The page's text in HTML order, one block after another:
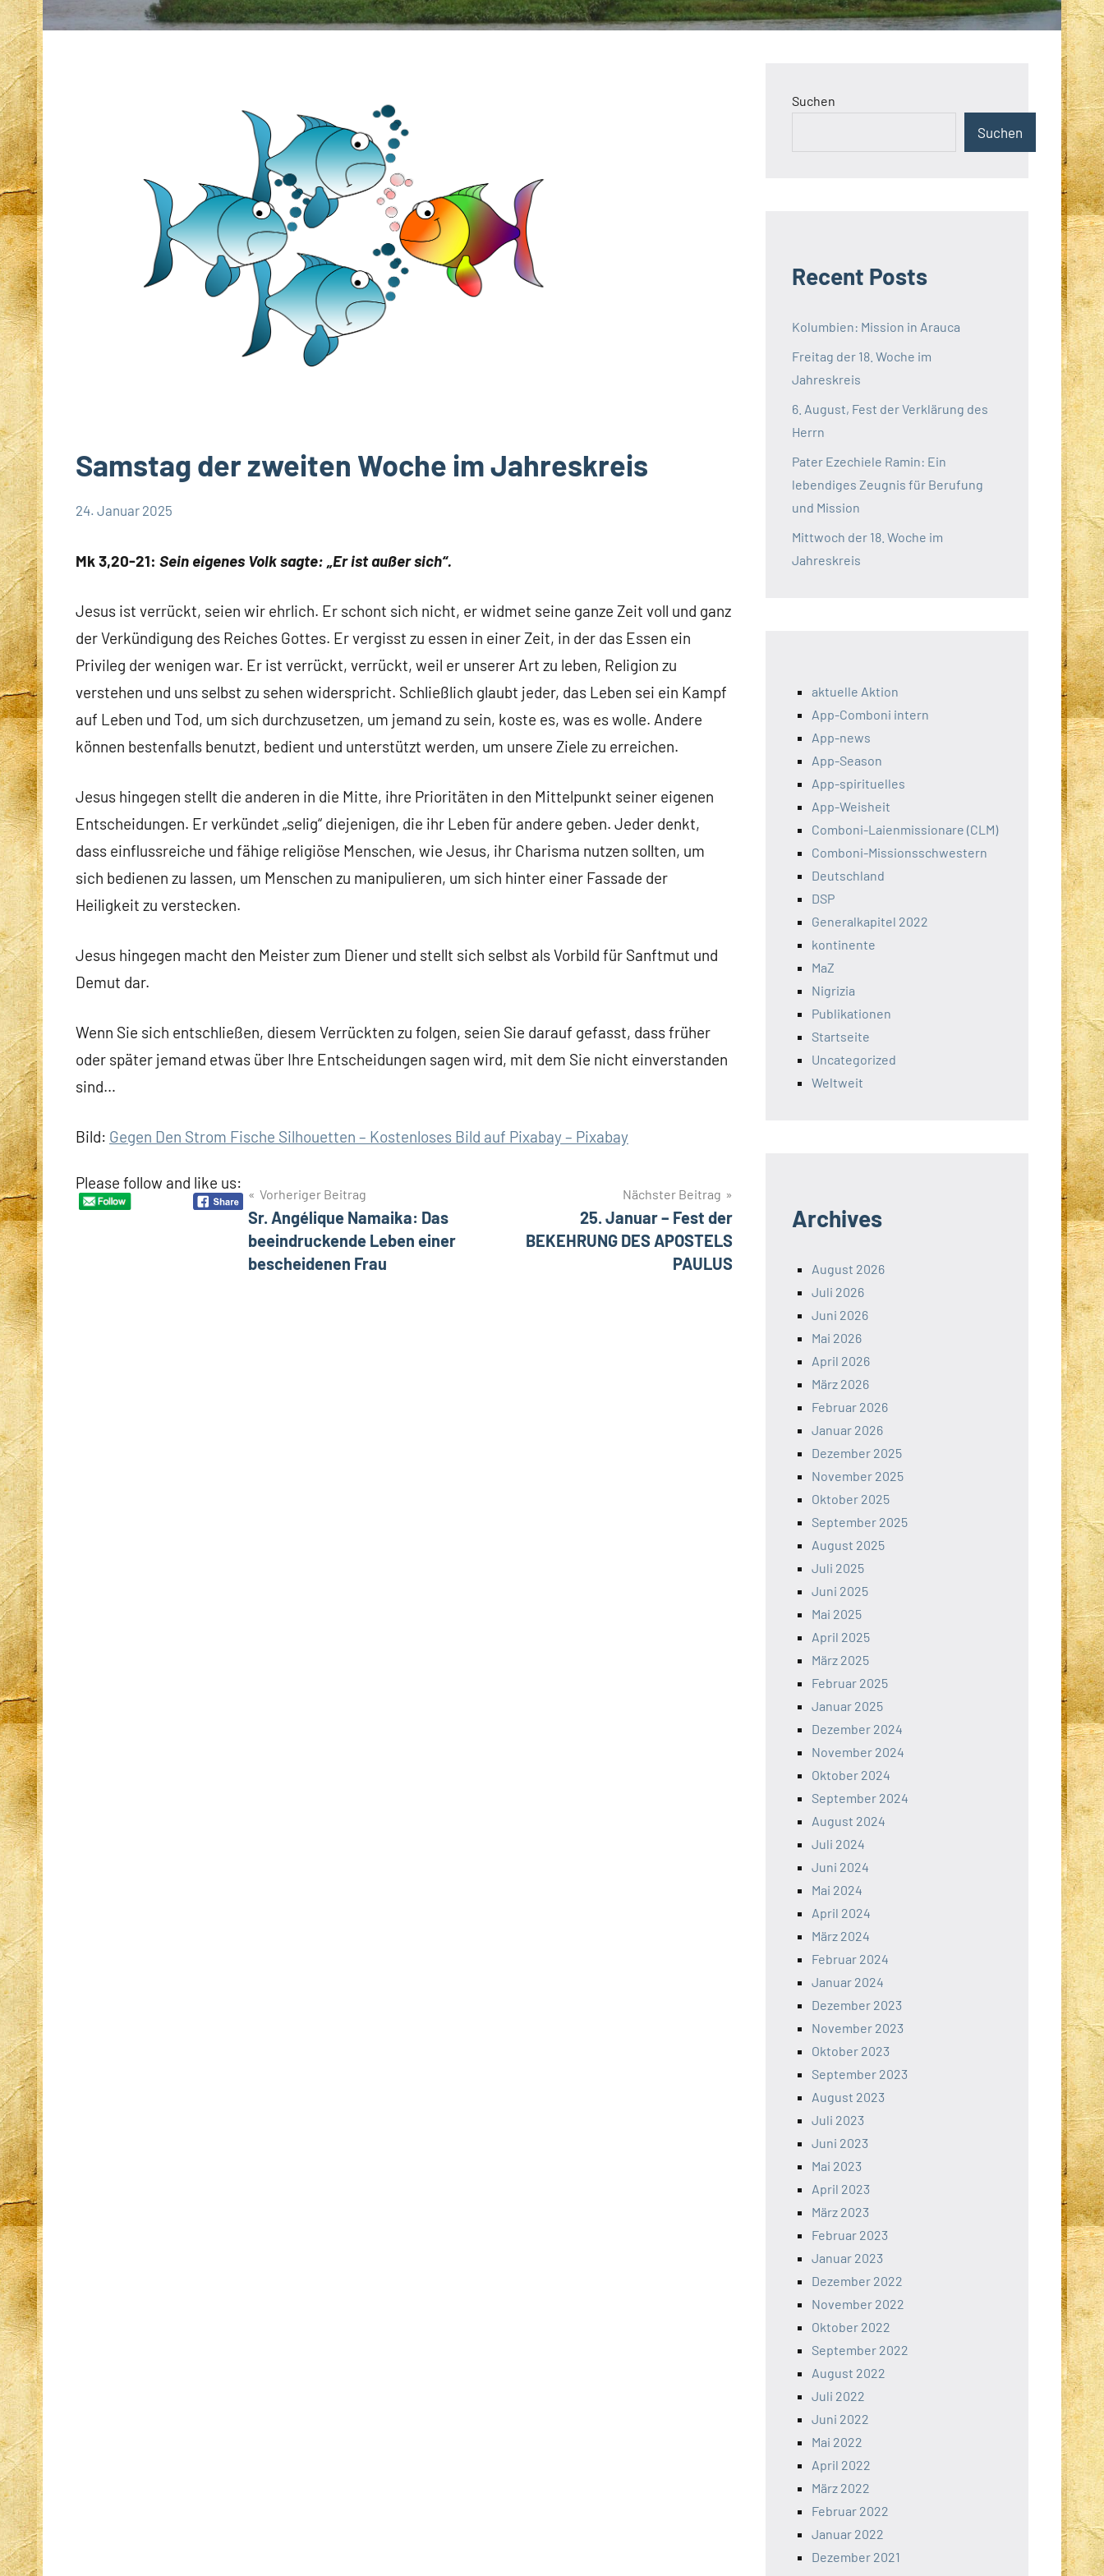
Samstag der zweiten Woche im Jahreskreis
24. Januar 2025
Mk 3,20-21: Sein eigenes Volk sagte: „Er ist außer sich“.
Jesus ist verrückt, seien wir ehrlich. Er schont sich nicht, er widmet seine ganze Zeit voll und ganz
der Verkündigung des Reiches Gottes. Er vergisst zu essen in einer Zeit, in der das Essen ein
Privileg der wenigen war. Er ist verrückt, verrückt, weil er unserer Art zu leben, Religion zu
verstehen und uns selbst zu sehen widerspricht. Schließlich glaubt jeder, das Leben sei ein Kampf
auf Leben und Tod, um sich durchzusetzen, um jemand zu sein, koste es, was es wolle. Andere
können bestenfalls benutzt, bedient und unterstützt werden, um unsere Ziele zu erreichen.
Jesus hingegen stellt die anderen in die Mitte, ihre Prioritäten in den Mittelpunkt seiner eigenen
Entscheidungen. Er verkündet „selig“ diejenigen, die ihr Leben für andere geben. Jeder denkt,
dass einflussreiche und fähige religiöse Menschen, wie Jesus, ihr Charisma nutzen sollten, um
sich bedienen zu lassen, um Menschen zu manipulieren, um sich hinter einer Fassade der
Heiligkeit zu verstecken.
Jesus hingegen macht den Meister zum Diener und stellt sich selbst als Vorbild für Sanftmut und
Demut dar.
Wenn Sie sich entschließen, diesem Verrückten zu folgen, seien Sie darauf gefasst, dass früher
oder später jemand etwas über Ihre Entscheidungen sagen wird, mit dem Sie nicht einverstanden
sind…
Bild: Gegen Den Strom Fische Silhouetten – Kostenloses Bild auf Pixabay – Pixabay
Please follow and like us:
BeitragsnavigationVorheriger Beitrag
Sr. Angélique Namaika: Das
beeindruckende Leben einer
bescheidenen Frau
Nächster Beitrag
25. Januar – Fest der
BEKEHRUNG DES APOSTELS
PAULUS
Suchen
Suchen
Recent Posts
Kolumbien: Mission in Arauca
Freitag der 18. Woche im
Jahreskreis
6. August, Fest der Verklärung des
Herrn
Pater Ezechiele Ramin: Ein
lebendiges Zeugnis für Berufung
und Mission
Mittwoch der 18. Woche im
Jahreskreis
aktuelle Aktion
App-Comboni intern
App-news
App-Season
App-spirituelles
App-Weisheit
Comboni-Laienmissionare (CLM)
Comboni-Missionsschwestern
Deutschland
DSP
Generalkapitel 2022
kontinente
MaZ
Nigrizia
Publikationen
Startseite
Uncategorized
Weltweit
Archives
August 2026
Juli 2026
Juni 2026
Mai 2026
April 2026
März 2026
Februar 2026
Januar 2026
Dezember 2025
November 2025
Oktober 2025
September 2025
August 2025
Juli 2025
Juni 2025
Mai 2025
April 2025
März 2025
Februar 2025
Januar 2025
Dezember 2024
November 2024
Oktober 2024
September 2024
August 2024
Juli 2024
Juni 2024
Mai 2024
April 2024
März 2024
Februar 2024
Januar 2024
Dezember 2023
November 2023
Oktober 2023
September 2023
August 2023
Juli 2023
Juni 2023
Mai 2023
April 2023
März 2023
Februar 2023
Januar 2023
Dezember 2022
November 2022
Oktober 2022
September 2022
August 2022
Juli 2022
Juni 2022
Mai 2022
April 2022
März 2022
Februar 2022
Januar 2022
Dezember 2021